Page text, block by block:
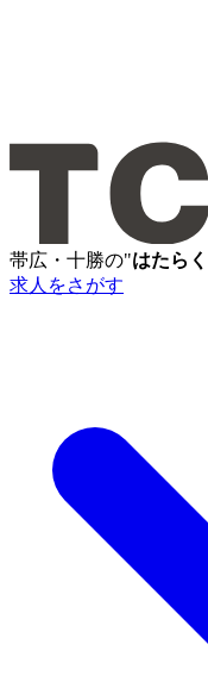
帯広・十勝の"はたらく
求人をさがす